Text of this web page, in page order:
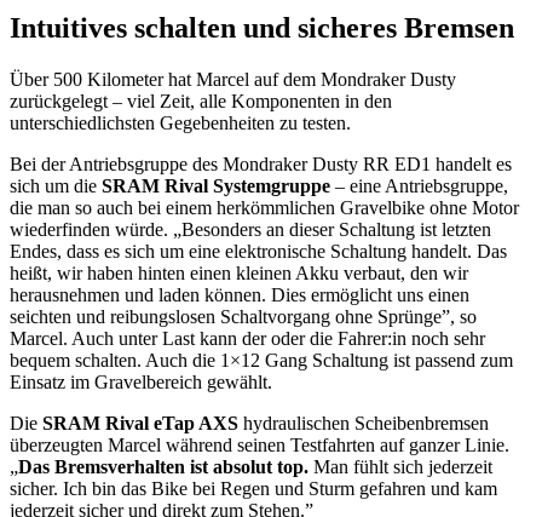
Intuitives schalten und sicheres Bremsen
Über 500 Kilometer hat Marcel auf dem Mondraker Dusty
zurückgelegt – viel Zeit, alle Komponenten in den
unterschiedlichsten Gegebenheiten zu testen.
Bei der Antriebsgruppe des Mondraker Dusty RR ED1 handelt es
sich um die SRAM Rival Systemgruppe – eine Antriebsgruppe,
die man so auch bei einem herkömmlichen Gravelbike ohne Motor
wiederfinden würde. „Besonders an dieser Schaltung ist letzten
Endes, dass es sich um eine elektronische Schaltung handelt. Das
heißt, wir haben hinten einen kleinen Akku verbaut, den wir
herausnehmen und laden können. Dies ermöglicht uns einen
seichten und reibungslosen Schaltvorgang ohne Sprünge”, so
Marcel. Auch unter Last kann der oder die Fahrer:in noch sehr
bequem schalten. Auch die 1×12 Gang Schaltung ist passend zum
Einsatz im Gravelbereich gewählt.
Die SRAM Rival eTap AXS hydraulischen Scheibenbremsen
überzeugten Marcel während seinen Testfahrten auf ganzer Linie.
„Das Bremsverhalten ist absolut top. Man fühlt sich jederzeit
sicher. Ich bin das Bike bei Regen und Sturm gefahren und kam
jederzeit sicher und direkt zum Stehen.”